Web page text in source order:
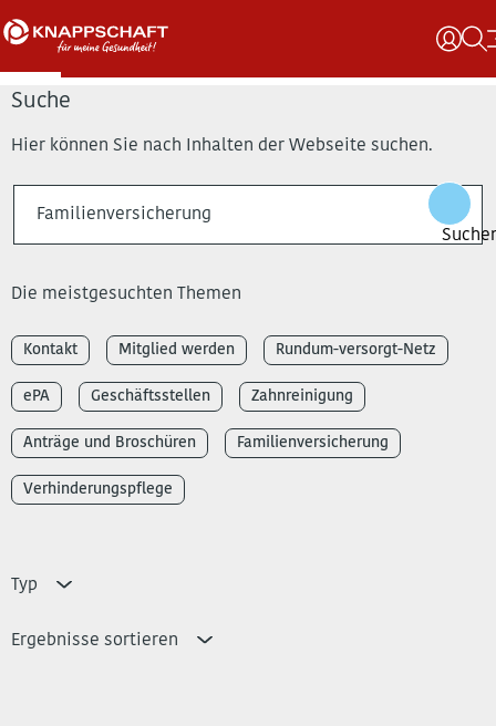
Suche
Hier können Sie nach Inhalten der Webseite suchen.
Die meistgesuchten Themen
Kontakt Mitglied werden Rundum-versorgt-Netz
ePA Geschäftsstellen Zahnreinigung
Anträge und Broschüren Familienversicherung
Verhinderungspflege
Typ
Ergebnisse sortieren